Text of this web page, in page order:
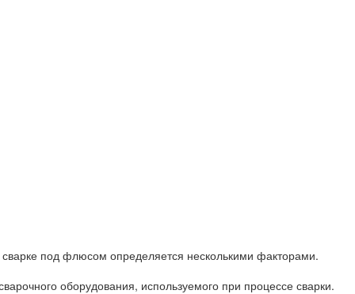
под флюсом определяется несколькими факторами.
оборудования, используемого при процессе сварки.